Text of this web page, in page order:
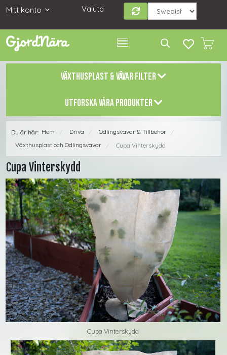
Mitt konto Valuta
VÄXTHUSPLAST & VÄVAR FILTER
UTFORSKA VÅRA PRODUKTER
Du är här: Hem / Driva / Odlingsvävar & Tillbehör
/
Växthusplast och Odlingsvävar
/ Cupa Vinterskydd
Cupa Vinterskydd
Cupa Vinterskydd